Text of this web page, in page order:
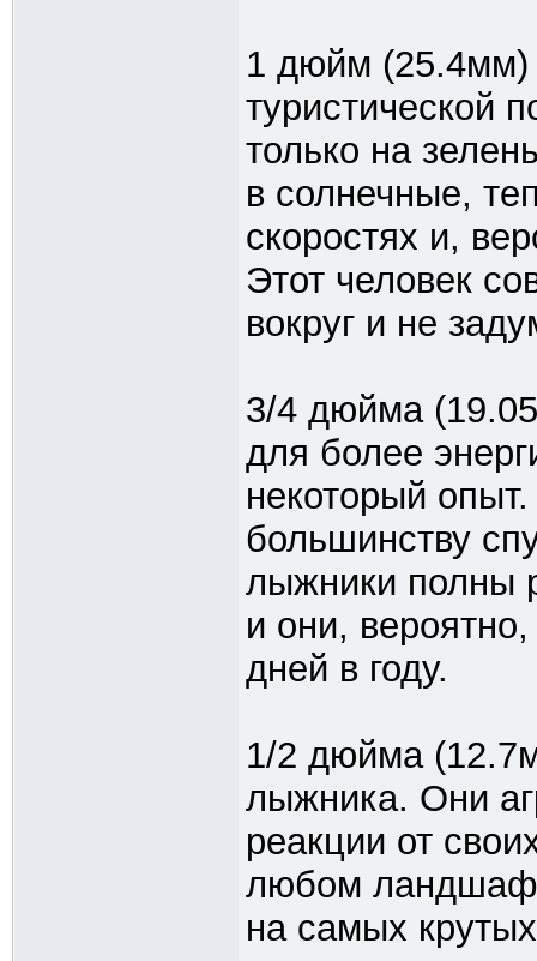
1 дюйм (25.4мм)
туристической
только на
в солнечные,
скоростях и,
Этот человек
вокруг и не
3/4 дюйма
для более
некоторый
большинству
лыжники полны
и они,
дней в году.
1/2 дюйма
лыжника. Они
реакции от
любом
на самых